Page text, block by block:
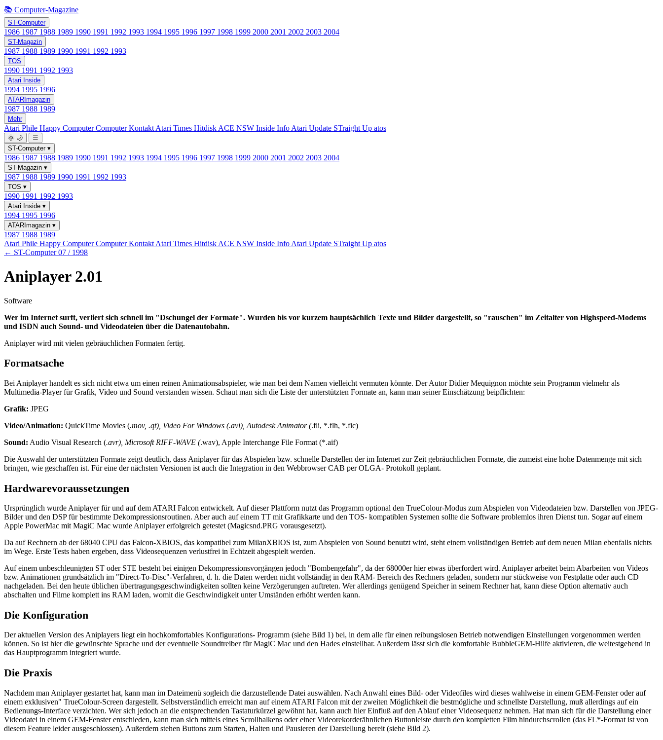
📚 Computer-Magazine
ST-Computer
1986 1987 1988 1989 1990 1991 1992 1993 1994 1995 1996 1997 1998 1999 2000 2001 2002 2003 2004
ST-Magazin
1987 1988 1989 1990 1991 1992 1993
TOS
1990 1991 1992 1993
Atari Inside
1994 1995 1996
ATARImagazin
1987 1988 1989
Mehr
Atari Phile Happy ComputerComputer Kontakt Atari Times Hitdisk ACE NSW Inside Info Atari Update STraight Up atos
🌞 🌙
☰
ST-Computer ▾
1986 1987 1988 1989 1990 1991 1992 1993 1994 1995 1996 1997 1998 1999 2000 2001 2002 2003 2004
ST-Magazin ▾
1987 1988 1989 1990 1991 1992 1993
TOS ▾
1990 1991 1992 1993
Atari Inside ▾
1994 1995 1996
ATARImagazin ▾
1987 1988 1989
Atari Phile Happy ComputerComputer Kontakt Atari Times Hitdisk ACE NSW Inside Info Atari Update STraight Up atos
← ST-Computer 07 / 1998
Aniplayer 2.01
Software
Wer im Internet surft, verliert sich schnell im "Dschungel der Formate". Wurden bis vor kurzem hauptsächlich Texte und Bilder dargestellt, so "rauschen" im Zeitalter von Highspeed-Modems
und ISDN auch Sound- und Videodateien über die Datenautobahn.
Aniplayer wird mit vielen gebräuchlichen Formaten fertig.
Formatsache
Bei Aniplayer handelt es sich nicht etwa um einen reinen Animationsabspieler, wie man bei dem Namen vielleicht vermuten könnte. Der Autor Didier Mequignon möchte sein Programm vielmehr als
Multimedia-Player für Grafik, Video und Sound verstanden wissen. Schaut man sich die Liste der unterstützten Formate an, kann man seiner Einschätzung beipflichten:
Grafik: JPEG
Video/Animation: QuickTime Movies (.mov, .qt), Video For Windows (.avi), Autodesk Animator (.fli, *.flh, *.fic)
Sound: Audio Visual Research (.avr), Microsoft RIFF-WAVE (.wav), Apple Interchange File Format (*.aif)
Die Auswahl der unterstützten Formate zeigt deutlich, dass Aniplayer für das Abspielen bzw. schnelle Darstellen der im Internet zur Zeit gebräuchlichen Formate, die zumeist eine hohe Datenmenge mit sich
bringen, wie geschaffen ist. Für eine der nächsten Versionen ist auch die Integration in den Webbrowser CAB per OLGA- Protokoll geplant.
Hardwarevoraussetzungen
Ursprünglich wurde Aniplayer für und auf dem ATARI Falcon entwickelt. Auf dieser Plattform nutzt das Programm optional den TrueColour-Modus zum Abspielen von Videodateien bzw. Darstellen von JPEG-
Bilder und den DSP für bestimmte Dekompressionsroutinen. Aber auch auf einem TT mit Grafikkarte und den TOS- kompatiblen Systemen sollte die Software problemlos ihren Dienst tun. Sogar auf einem
Apple PowerMac mit MagiC Mac wurde Aniplayer erfolgreich getestet (Magicsnd.PRG vorausgesetzt).
Da auf Rechnern ab der 68040 CPU das Falcon-XBIOS, das kompatibel zum MilanXBIOS ist, zum Abspielen von Sound benutzt wird, steht einem vollständigen Betrieb auf dem neuen Milan ebenfalls nichts
im Wege. Erste Tests haben ergeben, dass Videosequenzen verlustfrei in Echtzeit abgespielt werden.
Auf einem unbeschleunigten ST oder STE besteht bei einigen Dekompressionsvorgängen jedoch "Bombengefahr", da der 68000er hier etwas überfordert wird. Aniplayer arbeitet beim Abarbeiten von Videos
bzw. Animationen grundsätzlich im "Direct-To-Disc"-Verfahren, d. h. die Daten werden nicht vollständig in den RAM- Bereich des Rechners geladen, sondern nur stückweise von Festplatte oder auch CD
nachgeladen. Bei den heute üblichen übertragungsgeschwindigkeiten sollten keine Verzögerungen auftreten. Wer allerdings genügend Speicher in seinem Rechner hat, kann diese Option alternativ auch
abschalten und Filme komplett ins RAM laden, womit die Geschwindigkeit unter Umständen erhöht werden kann.
Die Konfiguration
Der aktuellen Version des Aniplayers liegt ein hochkomfortables Konfigurations- Programm (siehe Bild 1) bei, in dem alle für einen reibungslosen Betrieb notwendigen Einstellungen vorgenommen werden
können. So ist hier die gewünschte Sprache und der eventuelle Soundtreiber für MagiC Mac und den Hades einstellbar. Außerdem lässt sich die komfortable BubbleGEM-Hilfe aktivieren, die weitestgehend in
das Hauptprogramm integriert wurde.
Die Praxis
Nachdem man Aniplayer gestartet hat, kann man im Dateimenü sogleich die darzustellende Datei auswählen. Nach Anwahl eines Bild- oder Videofiles wird dieses wahlweise in einem GEM-Fenster oder auf
einem exklusiven" TrueColour-Screen dargestellt. Selbstverständlich erreicht man auf einem ATARI Falcon mit der zweiten Möglichkeit die bestmögliche und schnellste Darstellung, muß allerdings auf ein
Bedienungs-Interface verzichten. Wer sich jedoch an die entsprechenden Tastaturkürzel gewöhnt hat, kann auch hier Einfluß auf den Ablauf einer Videosequenz nehmen. Hat man sich für die Darstellung einer
Videodatei in einem GEM-Fenster entschieden, kann man sich mittels eines Scrollbalkens oder einer Videorekorderähnlichen Buttonleiste durch den kompletten Film hindurchscrollen (das FL*-Format ist von
diesem Feature leider ausgeschlossen). Außerdem stehen Buttons zum Starten, Halten und Pausieren der Darstellung bereit (siehe Bild 2).